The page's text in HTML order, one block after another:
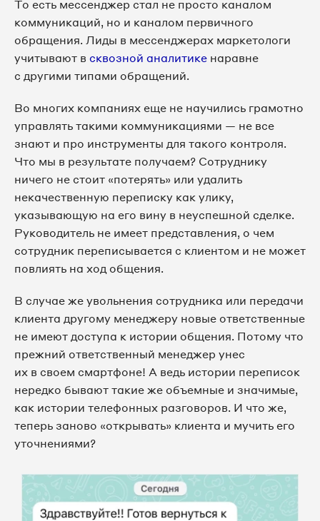
То есть мессенджер стал не просто каналом
коммуникаций, но и каналом первичного
обращения. Лиды в мессенджерах маркетологи
учитывают в сквозной аналитике наравне
с другими типами обращений.
Во многих компаниях еще не научились грамотно
управлять такими коммуникациями — не все
знают и про инструменты для такого контроля.
Что мы в результате получаем? Сотруднику
ничего не стоит «потерять» или удалить
некачественную переписку как улику,
указывающую на его вину в неуспешной сделке.
Руководитель не имеет представления, о чем
сотрудник переписывается с клиентом и не может
повлиять на ход общения.
В случае же увольнения сотрудника или передачи
клиента другому менеджеру новые ответственные
не имеют доступа к истории общения. Потому что
прежний ответственный менеджер унес
их в своем смартфоне! А ведь истории переписок
нередко бывают такие же объемные и значимые,
как истории телефонных разговоров. И что же,
теперь заново «открывать» клиента и мучить его
уточнениями?